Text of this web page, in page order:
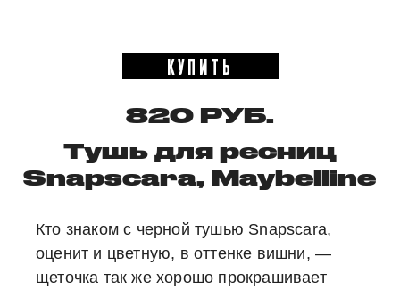
КУПИТЬ
820 РУБ.
Тушь для ресниц
Snapscara, Maybelline
Кто знаком с черной тушью Snapscara,
оценит и цветную, в оттенке вишни, —
щеточка так же хорошо прокрашивает